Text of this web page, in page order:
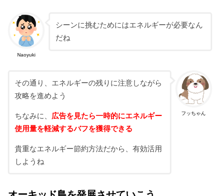
Naoyuki
シーンに挑むためにはエネルギーが必要なん
だね
フッちゃん
その通り、エネルギーの残りに注意しながら
攻略を進めよう
ちなみに、 広告を見たら一時的にエネルギー
使用量を軽減するバフを獲得できる
貴重なエネルギー節約方法だから、有効活用
しようね